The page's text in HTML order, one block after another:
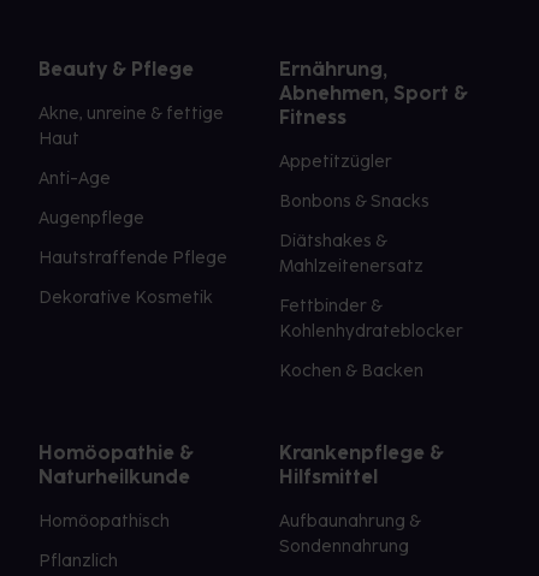
Beauty & Pflege
Akne, unreine & fettige
Haut
Anti-Age
Augenpflege
Hautstraffende Pflege
Dekorative Kosmetik
Ernährung,
Abnehmen, Sport &
Fitness
Appetitzügler
Bonbons & Snacks
Diätshakes &
Mahlzeitenersatz
Fettbinder &
Kohlenhydrateblocker
Kochen & Backen
Homöopathie &
Naturheilkunde
Homöopathisch
Pflanzlich
Krankenpflege &
Hilfsmittel
Aufbaunahrung &
Sondennahrung